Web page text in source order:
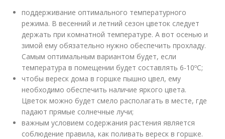
поддерживание оптимального температурного
режима. В весенний и летний сезон цветок следует
держать при комнатной температуре. А вот осенью и
зимой ему обязательно нужно обеспечить прохладу.
Самым оптимальным вариантом будет, если
температура в помещении будет составлять 6-10ºС;
чтобы вереск дома в горшке пышно цвел, ему
необходимо обеспечить наличие яркого цвета.
Цветок можно будет смело располагать в месте, где
падают прямые солнечные лучи;
важным условием содержания растения является
соблюдение правила, как поливать вереск в горшке.